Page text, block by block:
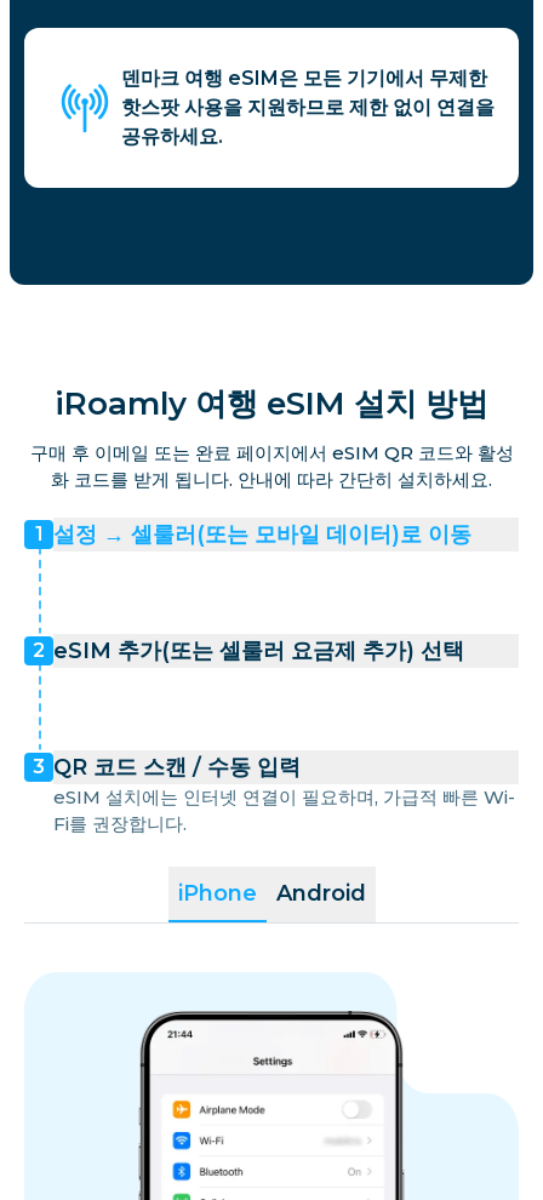
덴마크 여행 eSIM은 모든 기기에서 무제한
핫스팟 사용을 지원하므로 제한 없이 연결을
공유하세요.
iRoamly 여행 eSIM 설치 방법
구매 후 이메일 또는 완료 페이지에서 eSIM QR 코드와 활성
화 코드를 받게 됩니다. 안내에 따라 간단히 설치하세요.
iPhone Android
1 설정 → 셀룰러(또는 모바일 데이터)로 이동
2 eSIM 추가(또는 셀룰러 요금제 추가) 선택
3 QR 코드 스캔 / 수동 입력
eSIM 설치에는 인터넷 연결이 필요하며, 가급적 빠른 Wi-
Fi를 권장합니다.